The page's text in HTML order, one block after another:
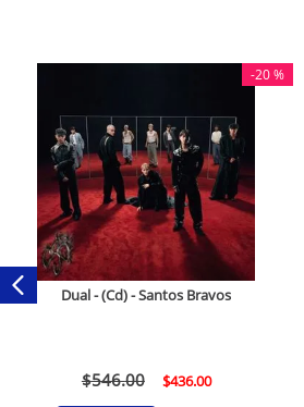
-20 %
Dual - (Cd) - Santos Bravos
$546.00 $436.00